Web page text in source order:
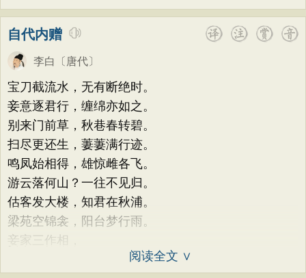
自代内赠
李白 〔唐代〕
宝刀截流水，无有断绝时。
妾意逐君行，缠绵亦如之。
别来门前草，秋巷春转碧。
扫尽更还生，萋萋满行迹。
鸣凤始相得，雄惊雌各飞。
游云落何山？一往不见归。
估客发大楼，知君在秋浦。
梁苑空锦衾，阳台梦行雨。
妾家三作相，
阅读全文 ∨